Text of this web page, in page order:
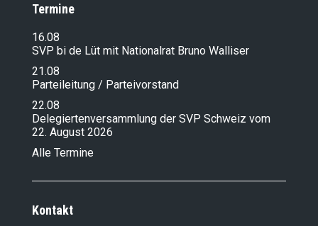
Termine
16.08
SVP bi de Lüt mit Nationalrat Bruno Walliser
21.08
Parteileitung / Parteivorstand
22.08
Delegiertenversammlung der SVP Schweiz vom
22. August 2026
Alle Termine
Kontakt